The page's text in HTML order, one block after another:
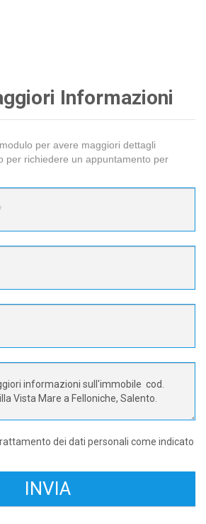
Informazioni
per avere maggiori dettagli
per richiedere un appuntamento per
dei dati personali come indicato